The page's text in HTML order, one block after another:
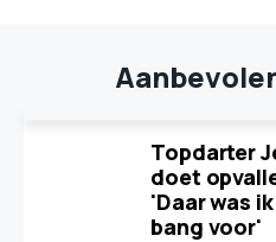
Topdarter
doet
'Daar was
bang voor'